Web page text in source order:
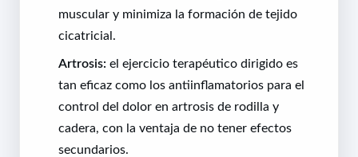
muscular y minimiza la formación de tejido
cicatricial.
Artrosis: el ejercicio terapéutico dirigido es
tan eficaz como los antiinflamatorios para el
control del dolor en artrosis de rodilla y
cadera, con la ventaja de no tener efectos
secundarios.